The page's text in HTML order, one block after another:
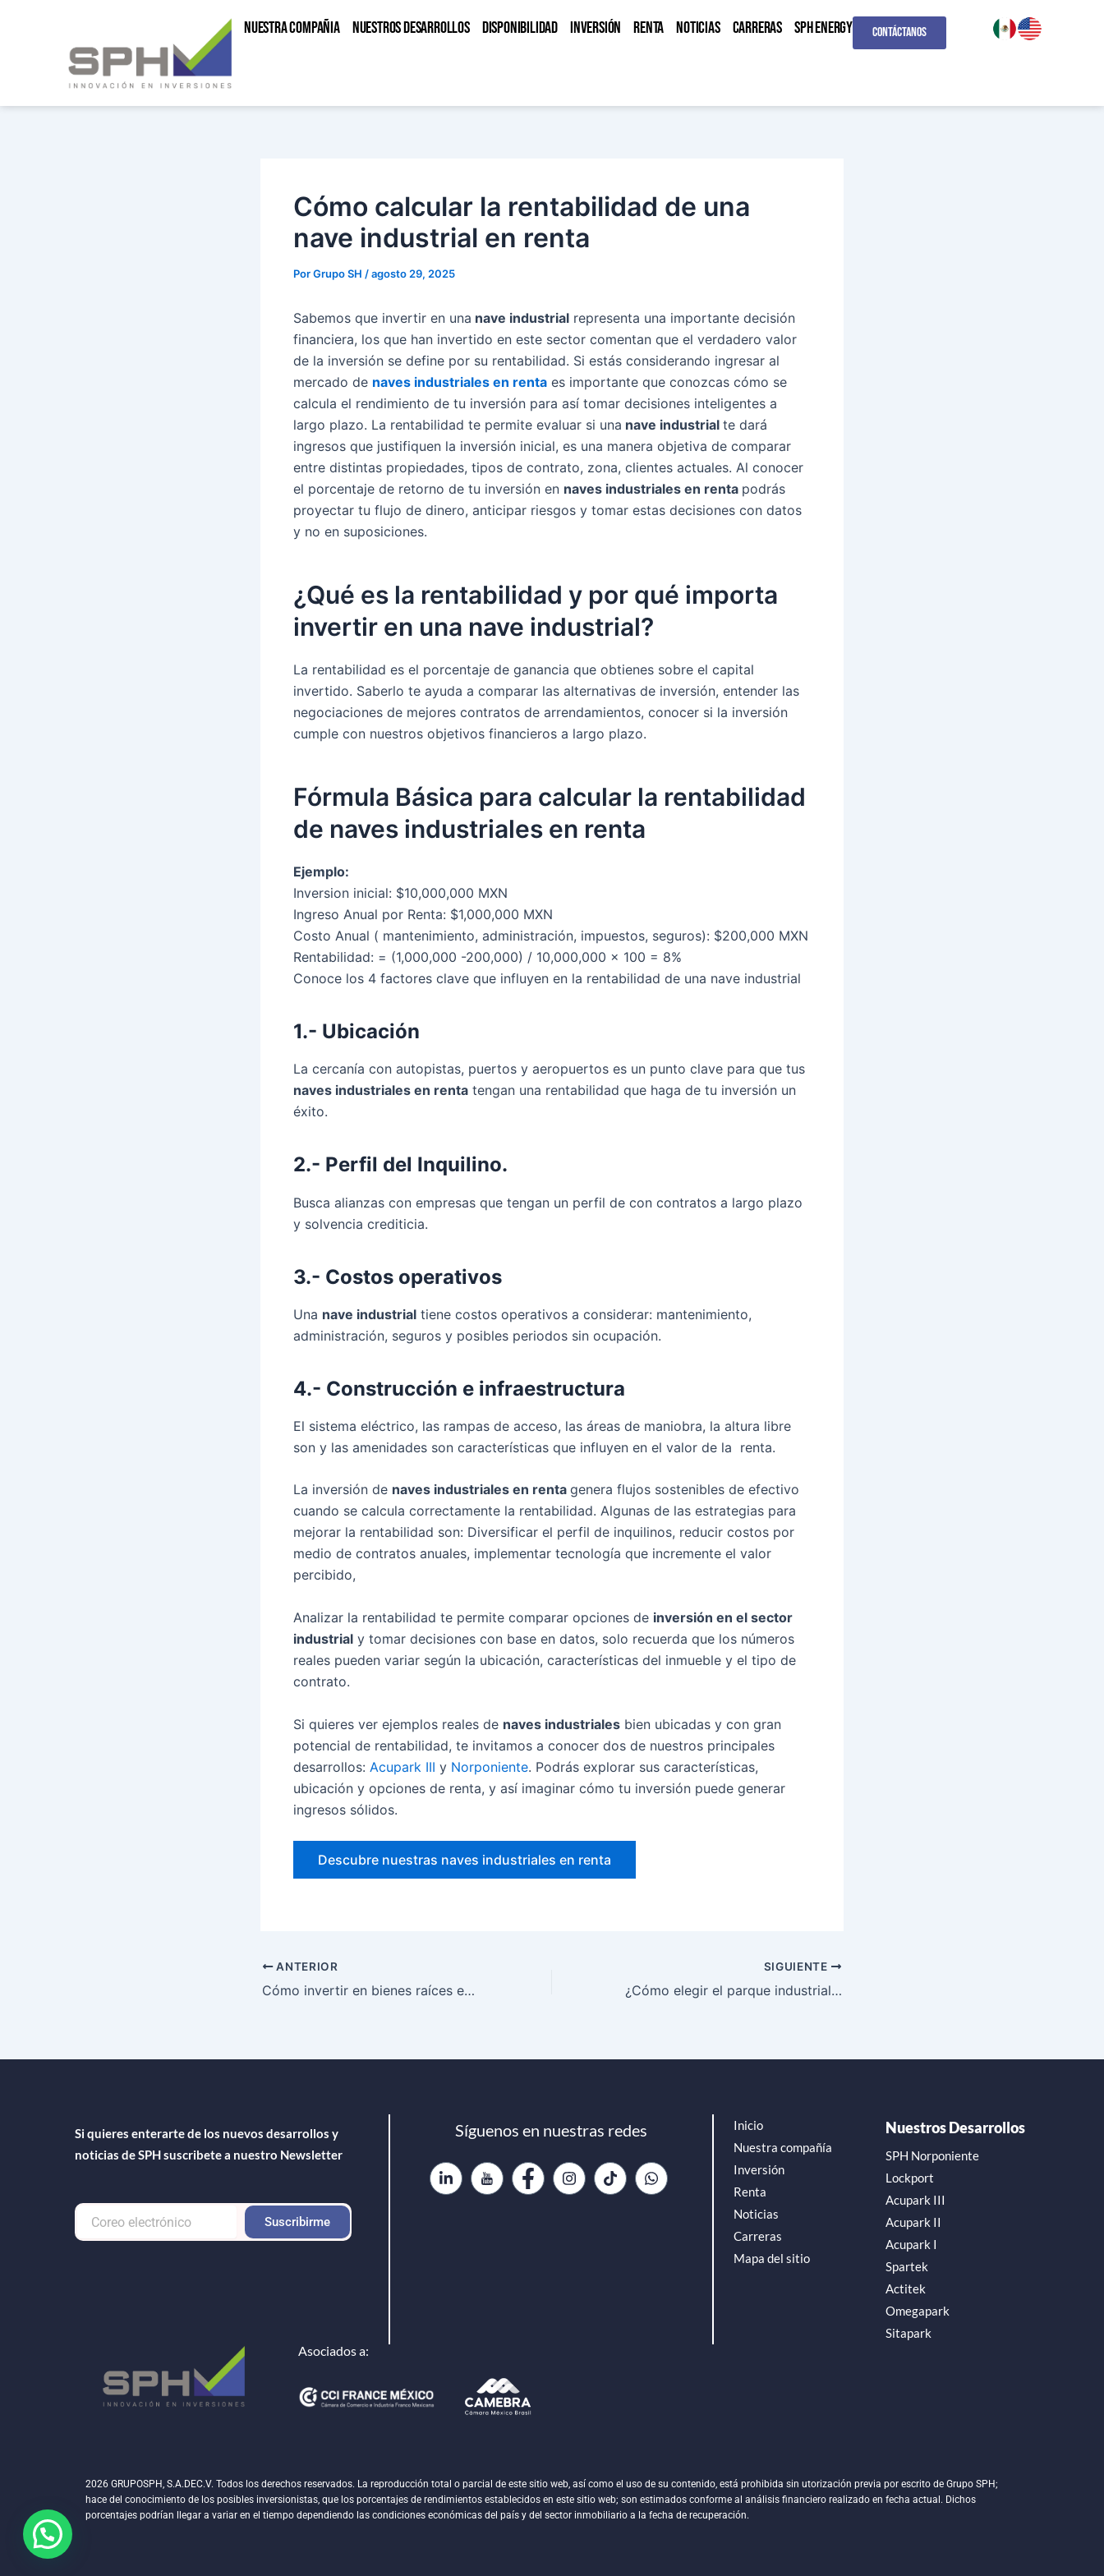
NUESTRA COMPAÑIA NUESTROS DESARROLLOS DISPONIBILIDAD INVERSIÓN RENTA NOTICIAS CARRERAS SPH ENERGY Contáctanos
Cómo calcular la rentabilidad de una
nave industrial en renta
Por Grupo SH /agosto 29, 2025
Sabemos que invertir en una nave industrial representa una importante decisión
financiera, los que han invertido en este sector comentan que el verdadero valor
de la inversión se define por su rentabilidad. Si estás considerando ingresar al
mercado de naves industriales en renta es importante que conozcas cómo se
calcula el rendimiento de tu inversión para así tomar decisiones inteligentes a
largo plazo. La rentabilidad te permite evaluar si una nave industrial te dará
ingresos que justifiquen la inversión inicial, es una manera objetiva de comparar
entre distintas propiedades, tipos de contrato, zona, clientes actuales. Al conocer
el porcentaje de retorno de tu inversión en naves industriales en renta podrás
proyectar tu flujo de dinero, anticipar riesgos y tomar estas decisiones con datos
y no en suposiciones.
¿Qué es la rentabilidad y por qué importa
invertir en una nave industrial?
La rentabilidad es el porcentaje de ganancia que obtienes sobre el capital
invertido. Saberlo te ayuda a comparar las alternativas de inversión, entender las
negociaciones de mejores contratos de arrendamientos, conocer si la inversión
cumple con nuestros objetivos financieros a largo plazo.
Fórmula Básica para calcular la rentabilidad
de naves industriales en renta
Ejemplo:
Inversion inicial: $10,000,000 MXN
Ingreso Anual por Renta: $1,000,000 MXN
Costo Anual ( mantenimiento, administración, impuestos, seguros): $200,000 MXN
Rentabilidad: = (1,000,000 -200,000) / 10,000,000 x 100 = 8%
Conoce los 4 factores clave que influyen en la rentabilidad de una nave industrial
1.- Ubicación
La cercanía con autopistas, puertos y aeropuertos es un punto clave para que tus
naves industriales en renta tengan una rentabilidad que haga de tu inversión un
éxito.
2.- Perfil del Inquilino.
Busca alianzas con empresas que tengan un perfil de con contratos a largo plazo
y solvencia crediticia.
3.- Costos operativos
Una nave industrial tiene costos operativos a considerar: mantenimiento,
administración, seguros y posibles periodos sin ocupación.
4.- Construcción e infraestructura
El sistema eléctrico, las rampas de acceso, las áreas de maniobra, la altura libre
son y las amenidades son características que influyen en el valor de la renta.
La inversión de naves industriales en renta genera flujos sostenibles de efectivo
cuando se calcula correctamente la rentabilidad. Algunas de las estrategias para
mejorar la rentabilidad son: Diversificar el perfil de inquilinos, reducir costos por
medio de contratos anuales, implementar tecnología que incremente el valor
percibido,
Analizar la rentabilidad te permite comparar opciones de inversión en el sector
industrial y tomar decisiones con base en datos, solo recuerda que los números
reales pueden variar según la ubicación, características del inmueble y el tipo de
contrato.
Si quieres ver ejemplos reales de naves industriales bien ubicadas y con gran
potencial de rentabilidad, te invitamos a conocer dos de nuestros principales
desarrollos: Acupark III y Norponiente. Podrás explorar sus características,
ubicación y opciones de renta, y así imaginar cómo tu inversión puede generar
ingresos sólidos.
Descubre nuestras naves industriales en renta
de
ANTERIOR
Cómo invertir en bienes raíces en México con proyectos seguros y rentables
SIGUIENTE
¿Cómo elegir el parque industrial ideal en Querétaro?
Si quieres enterarte de los nuevos desarrollos y
noticias de SPH suscribete a nuestro Newsletter
Suscribirme
Síguenos en nuestras redes
Inicio
Nuestra compañía
Inversión
Renta
Noticias
Carreras
Mapa del sitio
Nuestros Desarrollos
SPH Norponiente
Lockport
Acupark III
Acupark II
Acupark I
Spartek
Actitek
Omegapark
Sitapark
Asociados a:
2026 GRUPOSPH, S.A.DEC.V. Todos los derechos reservados. La reproducción total o parcial de este sitio web, así como el uso de su contenido, está prohibida sin utorización previa por escrito de Grupo SPH;
hace del conocimiento de los posibles inversionistas, que los porcentajes de rendimientos establecidos en este sitio web; son estimados conforme al análisis financiero realizado en fecha actual. Dichos
porcentajes podrían llegar a variar en el tiempo dependiendo las condiciones económicas del país y del sector inmobiliario a la fecha de recuperación.